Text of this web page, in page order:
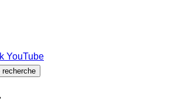
YouTube
recherche